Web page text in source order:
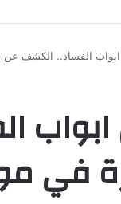
ابواب الفساد.. الكشف عن